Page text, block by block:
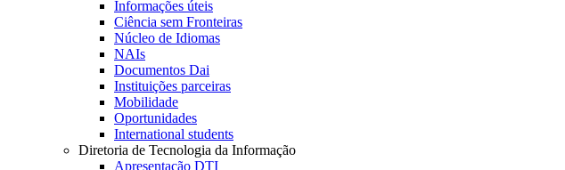
Informações úteis
Ciência sem Fronteiras
Núcleo de Idiomas
NAIs
Documentos Dai
Instituições parceiras
Mobilidade
Oportunidades
International students
Diretoria de Tecnologia da Informação
Apresentação DTI